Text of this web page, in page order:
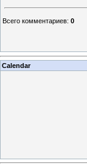
Всего комментариев: 0
Calendar